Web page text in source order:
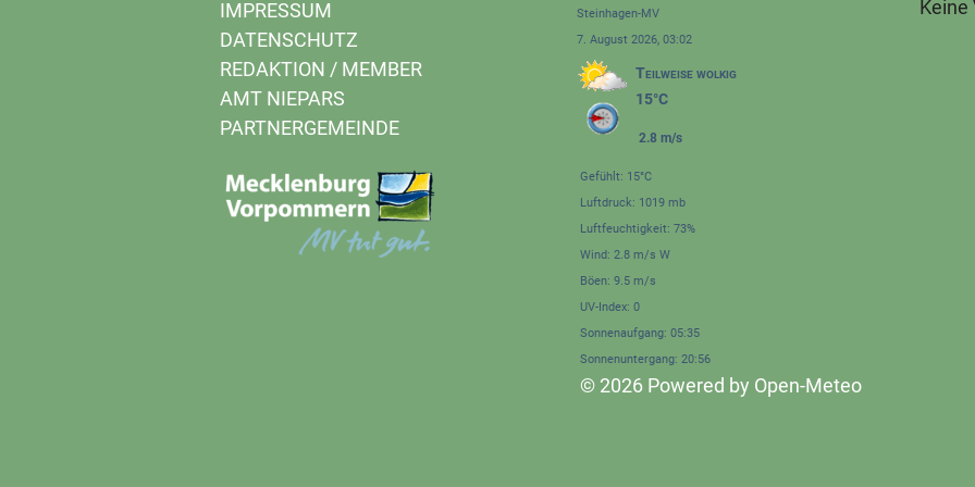
IMPRESSUM
DATENSCHUTZ
REDAKTION / MEMBER
AMT NIEPARS
PARTNERGEMEINDE
Steinhagen-MV
7. August 2026, 03:02
Teilweise wolkig
15°C
2.8 m/s
Gefühlt: 15°C
Luftdruck: 1019 mb
Luftfeuchtigkeit: 73%
Wind: 2.8 m/s W
Böen: 9.5 m/s
UV-Index: 0
Sonnenaufgang: 05:35
Sonnenuntergang: 20:56
© 2026 Powered by Open-Meteo